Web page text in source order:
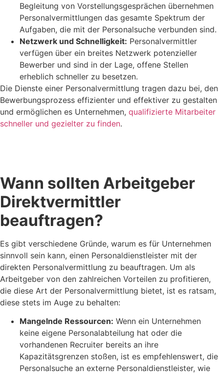
Begleitung von Vorstellungsgesprächen übernehmen
Personalvermittlungen das gesamte Spektrum der
Aufgaben, die mit der Personalsuche verbunden sind.
Netzwerk und Schnelligkeit: Personalvermittler
verfügen über ein breites Netzwerk potenzieller
Bewerber und sind in der Lage, offene Stellen
erheblich schneller zu besetzen.
Die Dienste einer Personalvermittlung tragen dazu bei, den
Bewerbungsprozess effizienter und effektiver zu gestalten
und ermöglichen es Unternehmen, qualifizierte Mitarbeiter
schneller und gezielter zu finden.
Wann sollten Arbeitgeber
Direktvermittler
beauftragen?
Es gibt verschiedene Gründe, warum es für Unternehmen
sinnvoll sein kann, einen Personaldienstleister mit der
direkten Personalvermittlung zu beauftragen. Um als
Arbeitgeber von den zahlreichen Vorteilen zu profitieren,
die diese Art der Personalvermittlung bietet, ist es ratsam,
diese stets im Auge zu behalten:
Mangelnde Ressourcen: Wenn ein Unternehmen
keine eigene Personalabteilung hat oder die
vorhandenen Recruiter bereits an ihre
Kapazitätsgrenzen stoßen, ist es empfehlenswert, die
Personalsuche an externe Personaldienstleister, wie